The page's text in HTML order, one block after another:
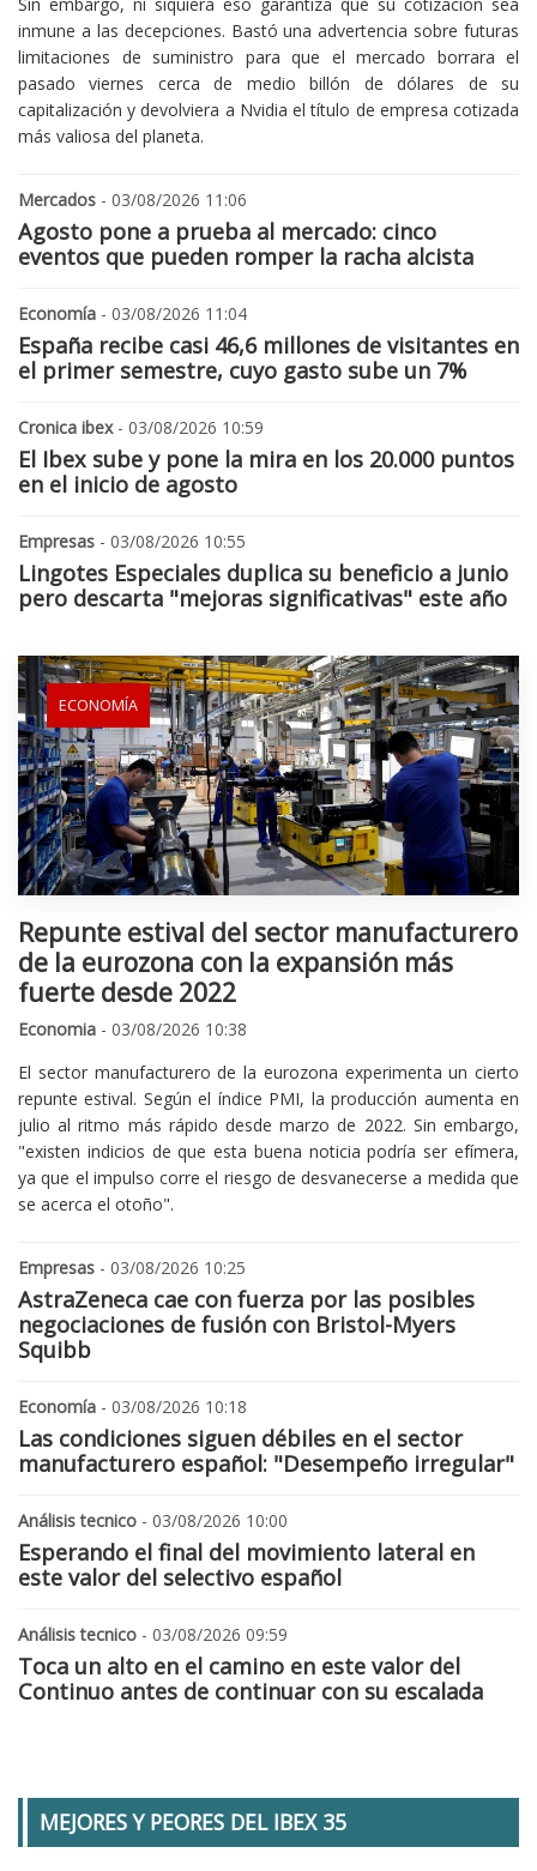
inmune a las decepciones. Bastó una advertencia sobre futuras
limitaciones de suministro para que el mercado borrara el
pasado viernes cerca de medio billón de dólares de su
capitalización y devolviera a Nvidia el título de empresa cotizada
más valiosa del planeta.
Mercados - 03/08/2026 11:06
Agosto pone a prueba al mercado: cinco
eventos que pueden romper la racha alcista
Economía - 03/08/2026 11:04
España recibe casi 46,6 millones de visitantes en
el primer semestre, cuyo gasto sube un 7%
Cronica ibex- 03/08/2026 10:59
El Ibex sube y pone la mira en los 20.000 puntos
en el inicio de agosto
Empresas - 03/08/2026 10:55
Lingotes Especiales duplica su beneficio a junio
pero descarta "mejoras significativas" este año
ECONOMÍA
Repunte estival del sector manufacturero
de la eurozona con la expansión más
fuerte desde 2022
Economia - 03/08/2026 10:38
El sector manufacturero de la eurozona experimenta un cierto
repunte estival. Según el índice PMI, la producción aumenta en
julio al ritmo más rápido desde marzo de 2022. Sin embargo,
"existen indicios de que esta buena noticia podría ser efímera,
ya que el impulso corre el riesgo de desvanecerse a medida que
se acerca el otoño".
Empresas - 03/08/2026 10:25
AstraZeneca cae con fuerza por las posibles
negociaciones de fusión con Bristol-Myers
Squibb
Economía - 03/08/2026 10:18
Las condiciones siguen débiles en el sector
manufacturero español: "Desempeño irregular"
Análisis tecnico - 03/08/2026 10:00
Esperando el final del movimiento lateral en
este valor del selectivo español
Análisis tecnico - 03/08/2026 09:59
Toca un alto en el camino en este valor del
Continuo antes de continuar con su escalada
MEJORES Y PEORES DEL IBEX 35